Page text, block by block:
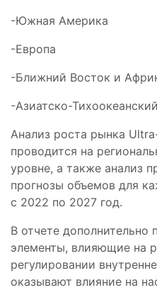
-Южная Америка
-Европа
-Ближний Восток и
-Азиатско-
Анализ роста рынка
проводится на
уровне, а также анализ
прогнозы объемов для
с 2022 по 2027 год.
В отчете дополнительно
элементы, влияющие на
регулировании
оказывают влияние на